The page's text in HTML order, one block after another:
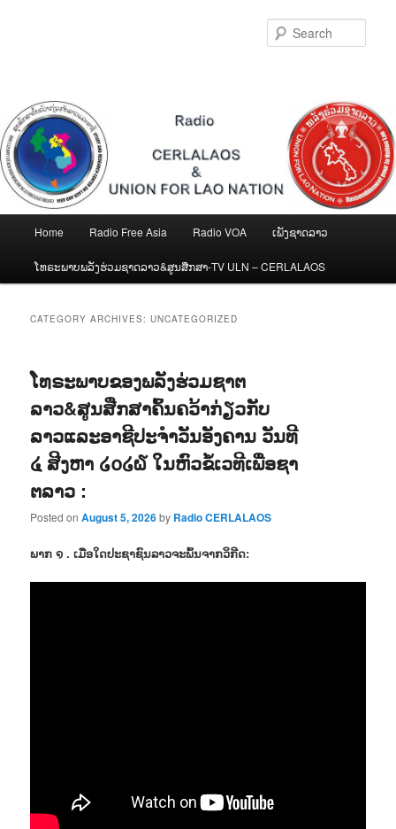
Home Radio Free Asia Radio VOA ເພັງຊາດລາວ
ໂທຣະພາບພລັງຮ່ວມຊາດລາວ&ສູນສືກສາ-TV ULN – CERLALAOS
CATEGORY ARCHIVES:UNCATEGORIZED
ໂທຣະພາບຂອງພລັງຮ່ວມຊາຕ
ລາວ&ສູນສືກສາຄົ້ນຄວ້າກ່ຽວກັບ
ລາວແລະອາຊີປະຈຳວັນອັງຄານ ວັນທີ
໔ ສີງຫາ ໒໐໒໖ ໃນຫົວຂໍ້ເວທີເພື່ອຊາ
ຕລາວ :
Posted onAugust 5, 2026by Radio CERLALAOS
ພາກ ໑ . ເມື່ອໃດປະຊາຊົນລາວຈະພົ້ນຈາກວິກີດ: